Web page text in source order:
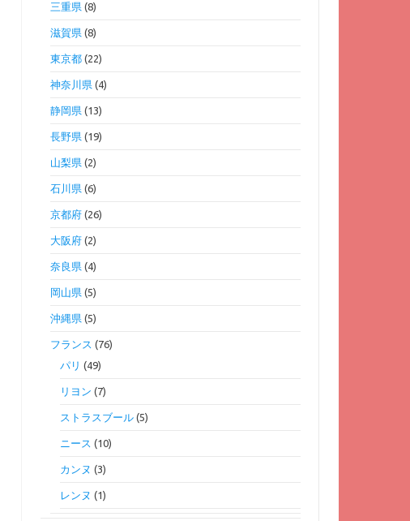
三重県(8)
滋賀県(8)
東京都(22)
神奈川県(4)
静岡県(13)
長野県(19)
山梨県(2)
石川県(6)
京都府(26)
大阪府(2)
奈良県(4)
岡山県(5)
沖縄県(5)
フランス (76)
パリ (49)
リヨン (7)
ストラスブール(5)
ニース (10)
カンヌ (3)
レンヌ (1)